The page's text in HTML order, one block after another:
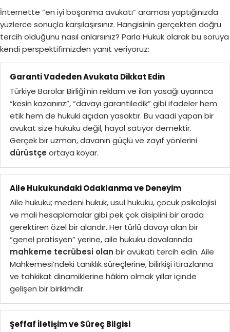
İnternette “en iyi boşanma avukatı” araması yaptığınızda
yüzlerce sonuçla karşılaşırsınız. Hangisinin gerçekten doğru
tercih olduğunu nasıl anlarsınız? Parla Hukuk olarak bu soruya
kendi perspektifimizden yanıt veriyoruz:
Garanti Vadeden Avukata Dikkat Edin
Türkiye Barolar Birliği’nin reklam ve ilan yasağı uyarınca
“kesin kazanırız”, “davayı garantiledik” gibi ifadeler hem
etik hem de hukuki açıdan yasaktır. Bu vaadi yapan bir
avukat size hukuku değil, hayal satıyor demektir.
Gerçek bir uzman, davanın güçlü ve zayıf yönlerini
dürüstçe ortaya koyar.
Aile Hukukundaki Odaklanma ve Deneyim
Aile hukuku; medeni hukuk, usul hukuku, çocuk psikolojisi
ve mali hesaplamalar gibi pek çok disiplini bir arada
gerektiren özel bir alandır. Her türlü davayı alan bir
“genel pratisyen” yerine, aile hukuku davalarında
mahkeme tecrübesi olan bir avukatı tercih edin. Aile
Mahkemesi’ndeki tanıklık süreçlerine, bilirkişi itirazlarına
ve tahkikat dinamiklerine hâkim olmak yıllar içinde
gelişen bir birikimdir.
Şeffaf İletişim ve Süreç Bilgisi